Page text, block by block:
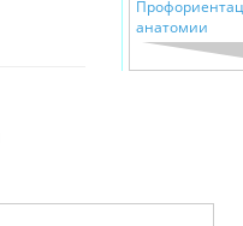
анатомии